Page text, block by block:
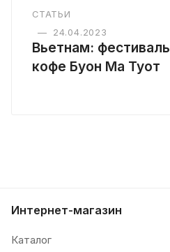
СТАТЬИ
—
24.04.2023
Вьетнам: фестиваль
кофе Буон Ма Туот
Интернет-магазин
Каталог